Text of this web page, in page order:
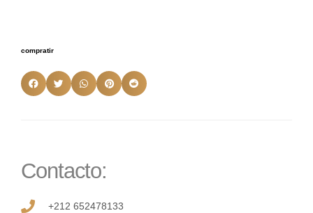
compratir
Contacto:
+212 652478133